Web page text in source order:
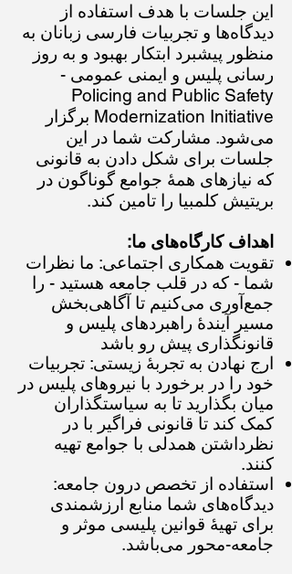
این جلسات با هدف استفاده از
دیدگاه‌ها و تجربیات فارسی زبانان به
منظور پیشبرد ابتکار بهبود و به روز
رسانی پلیس و ایمنی عمومی -
Policing and Public Safety
Modernization Initiative برگزار
می‌شود. مشارکت شما در این
جلسات برای شکل دادن به قانونی
که نیازهای همهٔ جوامع گوناگون در
بریتیش کلمبیا را تامین کند.
اهداف کارگاه‌های ما:
تقویت همکاری اجتماعی: ما نظرات
شما - که در قلب جامعه هستید - را
جمع‌آوری می‌کنیم تا آگاهی‌بخش
مسیر آیندهٔ راهبردهای پلیس و
قانونگذاری پیش رو باشد
ارج نهادن به تجربهٔ زیستی: تجربیات
خود را در برخورد با نیروهای پلیس در
میان بگذارید تا به سیاستگذاران
کمک کند تا قانونی فراگیر با در
نظرداشتن همدلی با جوامع تهیه
کنند.
استفاده از تخصص درون جامعه:
دیدگاه‌های شما منابع ارزشمندی
برای تهیهٔ قوانین پلیسی موثر و
جامعه‌-محور می‌باشد.